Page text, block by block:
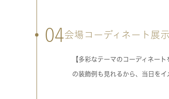
04会場コーディネート展示
【多彩なテーマのコーディネー
の装飾例も見れるから、当日を